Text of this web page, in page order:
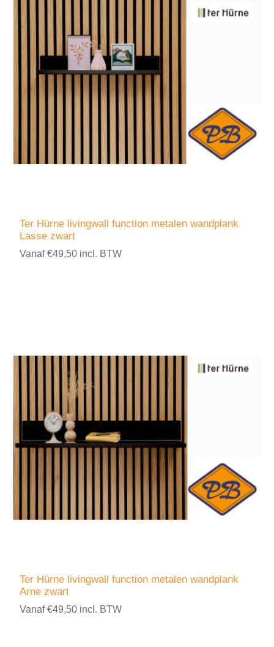
Ter Hürne livingwall function metalen wandplank
Lasse zwart
Vanaf €49,50 incl. BTW
Ter Hürne livingwall function metalen wandplank
Arne zwart
Vanaf €49,50 incl. BTW